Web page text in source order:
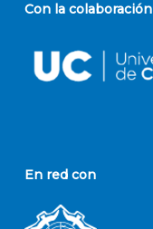
Con la colaboración
En red con